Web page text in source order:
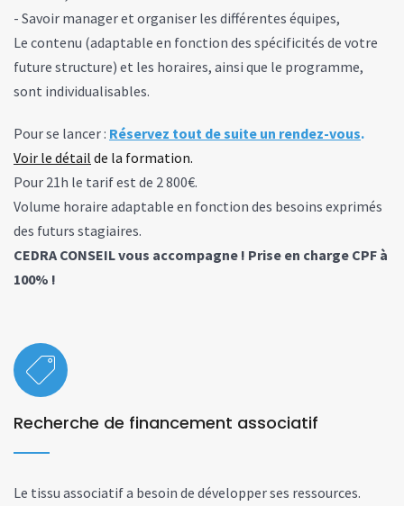
- Savoir manager et organiser les différentes équipes,
Le contenu (adaptable en fonction des spécificités de votre
future structure) et les horaires, ainsi que le programme,
sont individualisables.
Pour se lancer : Réservez tout de suite un rendez-vous.
Voir le détail de la formation.
Pour 21h le tarif est de 2 800€.
Volume horaire adaptable en fonction des besoins exprimés
des futurs stagiaires.
CEDRA CONSEIL vous accompagne ! Prise en charge CPF à
100% !
Recherche de financement associatif
Le tissu associatif a besoin de développer ses ressources.